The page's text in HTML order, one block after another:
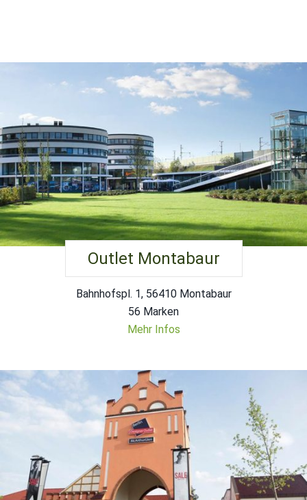
Outlet Montabaur
Bahnhofspl. 1, 56410 Montabaur
56 Marken
Mehr Infos